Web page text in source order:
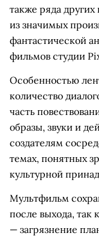
также ряда
из значимых
фантастической
фильмов студии
Особенностью
количество
часть
образы, звуки и
создателям
темах, понятных
культурной
Мультфильм
после выхода,
— загрязнение